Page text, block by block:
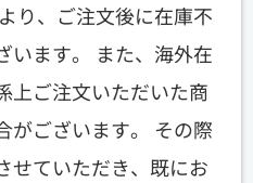
り、ご注文後に在庫不
います。 また、海外在
上ご注文いただいた商
がございます。 その際
せていただき、既にお